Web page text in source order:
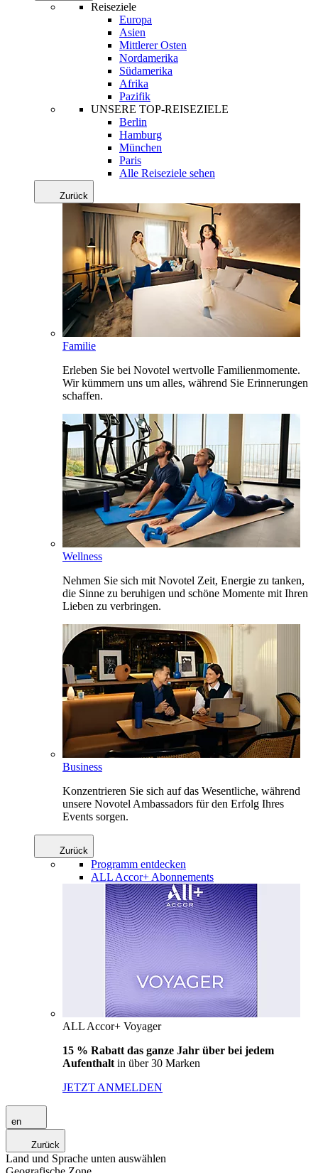
Reiseziele
Europa
Asien
Mittlerer Osten
Nordamerika
Südamerika
Afrika
Pazifik
UNSERE TOP-REISEZIELE
Berlin
Hamburg
München
Paris
Alle Reiseziele sehen
Zurück
Familie
Erleben Sie bei Novotel wertvolle Familienmomente.
Wir kümmern uns um alles, während Sie Erinnerungen
schaffen.
Wellness
Nehmen Sie sich mit Novotel Zeit, Energie zu tanken,
die Sinne zu beruhigen und schöne Momente mit Ihren
Lieben zu verbringen.
Business
Konzentrieren Sie sich auf das Wesentliche, während
unsere Novotel Ambassadors für den Erfolg Ihres
Events sorgen.
Zurück
Programm entdecken
ALL Accor+ Abonnements
ALL Accor+ Voyager
15 % Rabatt das ganze Jahr über bei jedem
Aufenthalt in über 30 Marken
JETZT ANMELDEN
en
Zurück
Land und Sprache unten auswählen